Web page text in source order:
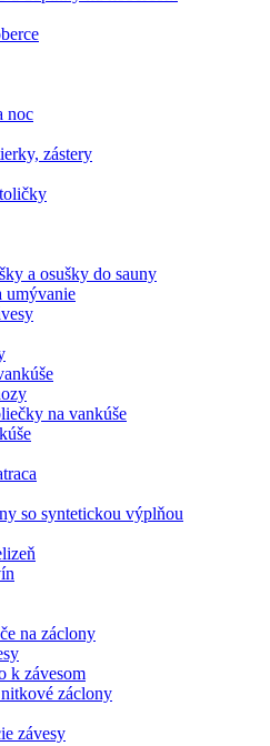
noc
zástery
a osušky do sauny
umývanie
na vankúše
so syntetickou výplňou
na záclony
k závesom
záclony
závesy